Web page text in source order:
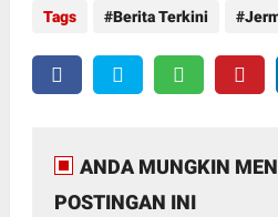
Tags Berita Terkini
ANDA MUNGKIN
POSTINGAN INI